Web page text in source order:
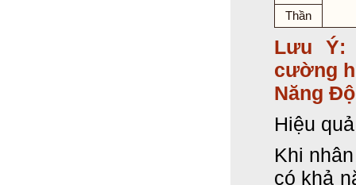
Thần
Lưu Ý:
cường
Năng
Hiệu
Khi
có khả